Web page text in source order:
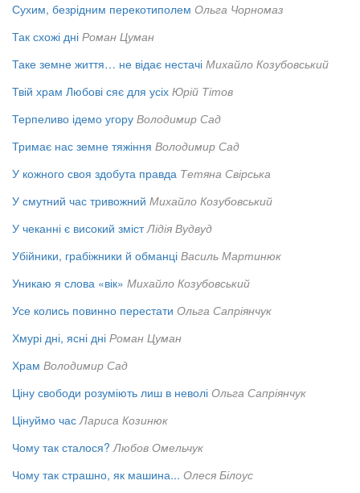
Сухим, безрідним перекотиполем Ольга Чорномаз
Так схожі дні Роман Цуман
Таке земне життя… не відає нестачі Михайло Козубовський
Твій храм Любові сяє для усіх Юрій Тітов
Терпеливо ідемо угору Володимир Сад
Тримає нас земне тяжіння Володимир Сад
У кожного своя здобута правда Тетяна Свірська
У смутний час тривожний Михайло Козубовський
У чеканні є високий зміст Лідія Вудвуд
Убійники, грабіжники й обманці Василь Мартинюк
Уникаю я слова «вік» Михайло Козубовський
Усе колись повинно перестати Ольга Сапріянчук
Хмурі дні, ясні дні Роман Цуман
Храм Володимир Сад
Ціну свободи розуміють лиш в неволі Ольга Сапріянчук
Цінуймо час Лариса Козинюк
Чому так сталося? Любов Омельчук
Чому так страшно, як машина... Олеся Білоус